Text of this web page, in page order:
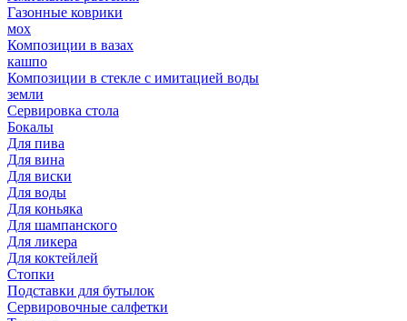
Газонные коврики
мох
Композиции в вазах
кашпо
Композиции в стекле с имитацией воды
земли
Сервировка стола
Бокалы
Для пива
Для вина
Для виски
Для воды
Для коньяка
Для шампанского
Для ликера
Для коктейлей
Стопки
Подставки для бутылок
Сервировочные салфетки